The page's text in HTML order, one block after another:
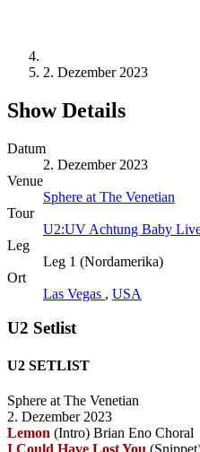
2. Dezember 2023
Show Details
Datum
2. Dezember 2023
Venue
Sphere at The Venetian
Tour
U2:UV Achtung Baby
Leg
Leg 1 (Nordamerika)
Ort
Las Vegas , USA
U2 Setlist
U2 SETLIST
Sphere at The Venetian
2. Dezember 2023
Lemon (Intro) Brian Eno Choral
I Could Have Lost You